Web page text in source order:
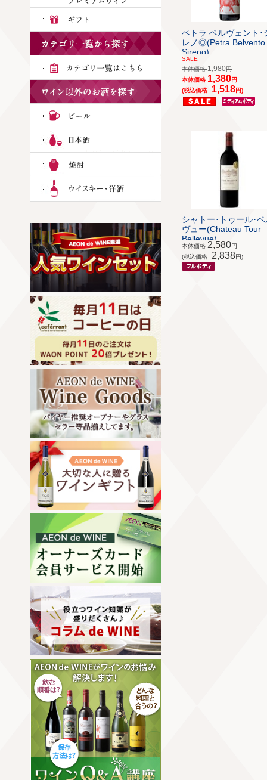
ペトラ ベルヴェント･
レノ◎(Petra Belvento
Sireno)
SALE
本体価格1,980円
本体価格 1,380円
(税込価格
1,518円)
シャトー･トゥール･ベ
ヴュー(Chateau Tour
Bellevue)
本体価格 2,580円
(税込価格
2,838円)